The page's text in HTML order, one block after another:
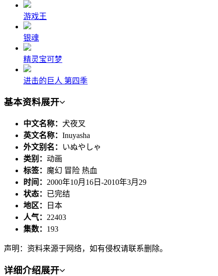
游戏王
银魂
精灵宝可梦
进击的巨人 第四季
基本资料展开
中文名称： 犬夜叉
英文名称： Inuyasha
外文别名：
いぬやしゃ
类别： 动画
标签： 魔幻 冒险 热血
时间： 2000年10月16日-2010年3月29
状态： 已完结
地区：
日本
人气： 22403
集数： 193
声明：资料来源于网络，如有侵权请联系删除。
详细介绍展开